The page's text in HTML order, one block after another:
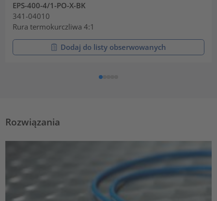
EPS-400-4/1-PO-X-BK
341-04010
Rura termokurczliwa 4:1
Dodaj do listy obserwowanych
Rozwiązania